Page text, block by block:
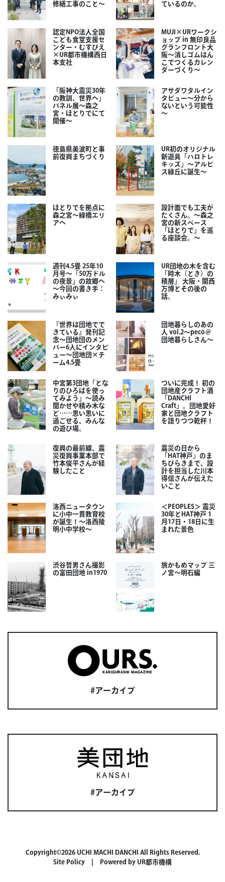
修繕工事のこと～
ているのか。
認定NPO法人全国
こども食堂支援セ
ンター・むすびえ
×UR都市機構西日
本支社
MUJI×URワークシ
ョップ in 無印良品
グランフロント大
阪～消しゴムはん
こでつくるカレン
ダーづくり～
「阪神大震災30年
の教訓、世界へ」
パネル展～森之
宮・ほとりでにて
開催～
アサダワタルイン
タビュー～分から
ないという可能性
～
徳島県美波町と事
前復興まちづくり
UR初のオリジナル
新遊具「ハロトレ
キッズ」～アルビ
ス緑丘に誕生～
ほとりでを拠点に
森之宮～緑橋エリ
アへ
設計面でも工夫が
たくさん。～森之
宮の新スペース
「ほとりで」を巡
る座談会。～
週刊4.5畳 25年10
月号～「50万ドル
の夜景」の故郷へ
～今回の書き手：
みぃみぃ
UR団地の木を含む
「時木（とき）の
積層」 大阪・関西
万博とその後の
話。
『世界は団地でで
きている』発刊記
念～団地団のメン
バー6人にインタビ
ュー～団地団×チ
ーム4.5畳
団地暮らしのあの
人 vol.2～peco＠
団地暮らしさん～
中宮第3団地「とな
りのひろばを使っ
てみよう」～読み
聞かせや積み木な
ど……思い思いに
過ごせる、みんな
の遊び場。
ついに完成！ 初の
団地産クラフト酒
「DANCHI
Craft」。団地愛好
家と団地クラフト
を語りつつ乾杯！
復興の最前線、震
災復興事業本部で
竹本俊平さんが経
験したこと
震災の日から
「HAT神戸」のま
ちびらきまで、設
計を担当した川本
得信さんが伝えた
いこと
洛西ニュータウン
に小中一貫教育校
が誕生！～洛西陵
明小中学校～
＜PEOPLES＞ 震災
30年とHAT神戸 1
月17日・18日に生
まれた景色
渋谷哲男さん撮影
の富田団地 in1970
旅かもめマップ 三
ノ宮〜明石編
#アーカイブ
#アーカイブ
Copyright©2026 UCHI MACHI DANCHI All Rights Reserved.
Site Policy | Powered by UR都市機構